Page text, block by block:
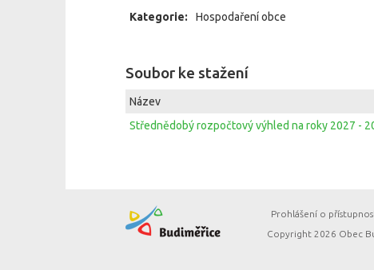
Kategorie:
Hospodaření obce
Soubor ke stažení
Název
Střednědobý rozpočtový výhled na roky 2027 -
Prohlášení o
Copyright 2026 Obec